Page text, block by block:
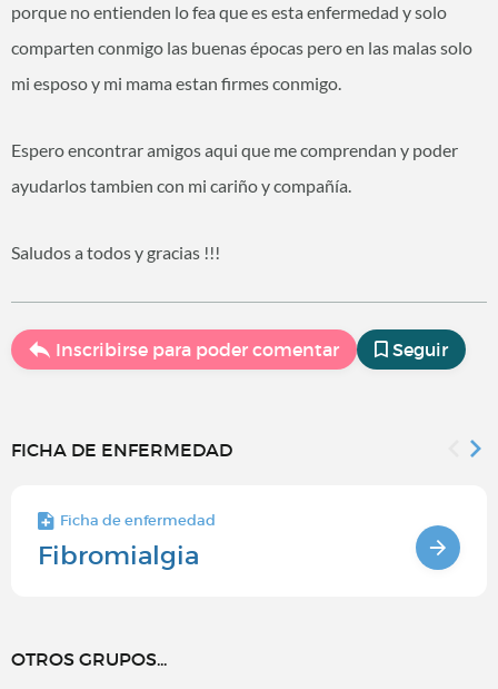
porque no entienden lo fea que es esta enfermedad y solo
comparten conmigo las buenas épocas pero en las malas solo
mi esposo y mi mama estan firmes conmigo.
Espero encontrar amigos aqui que me comprendan y poder
ayudarlos tambien con mi cariño y compañía.
Saludos a todos y gracias !!!
Inscribirse para poder comentar Seguir
FICHA DE ENFERMEDAD
Ficha de enfermedad
Fibromialgia
OTROS GRUPOS...